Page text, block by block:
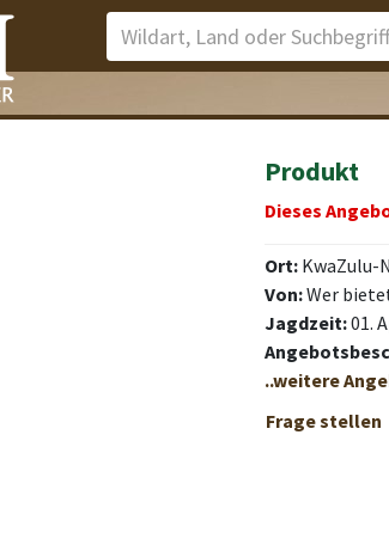
Produkt
Dieses
Ort: KwaZulu-
Von:Wer
Jagdzeit:01.
..weitere
Frage stellen